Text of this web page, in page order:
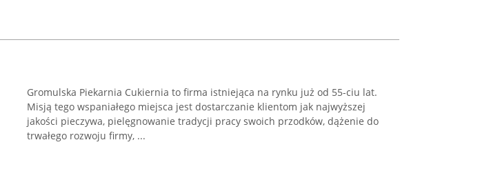
Gromulska Piekarnia Cukiernia to firma istniejąca na rynku już od 55-ciu lat.
Misją tego wspaniałego miejsca jest dostarczanie klientom jak najwyższej
jakości pieczywa, pielęgnowanie tradycji pracy swoich przodków, dążenie do
trwałego rozwoju firmy, ...